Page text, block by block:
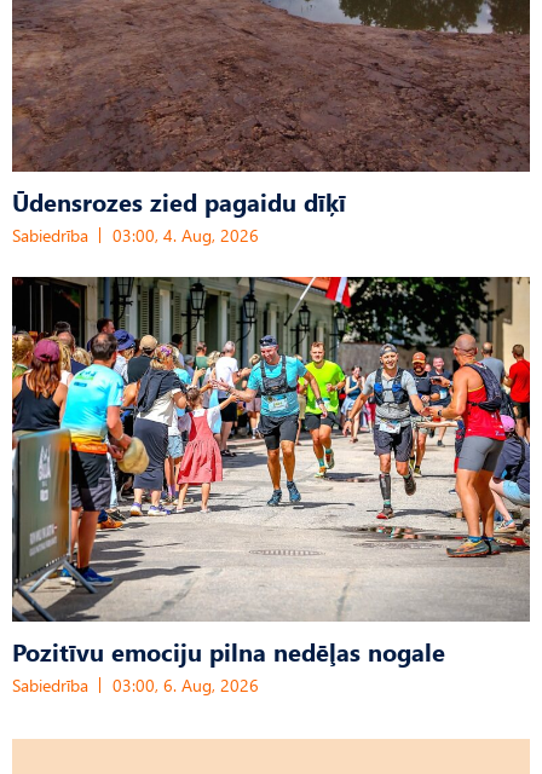
Ūdensrozes zied pagaidu dīķī
Sabiedrība 03:00, 4. Aug, 2026
Pozitīvu emociju pilna nedēļas nogale
Sabiedrība 03:00, 6. Aug, 2026